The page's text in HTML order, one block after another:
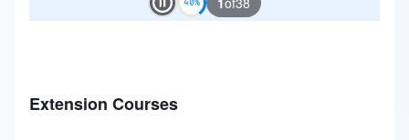
Play and Stop Slideshow
Extension Courses